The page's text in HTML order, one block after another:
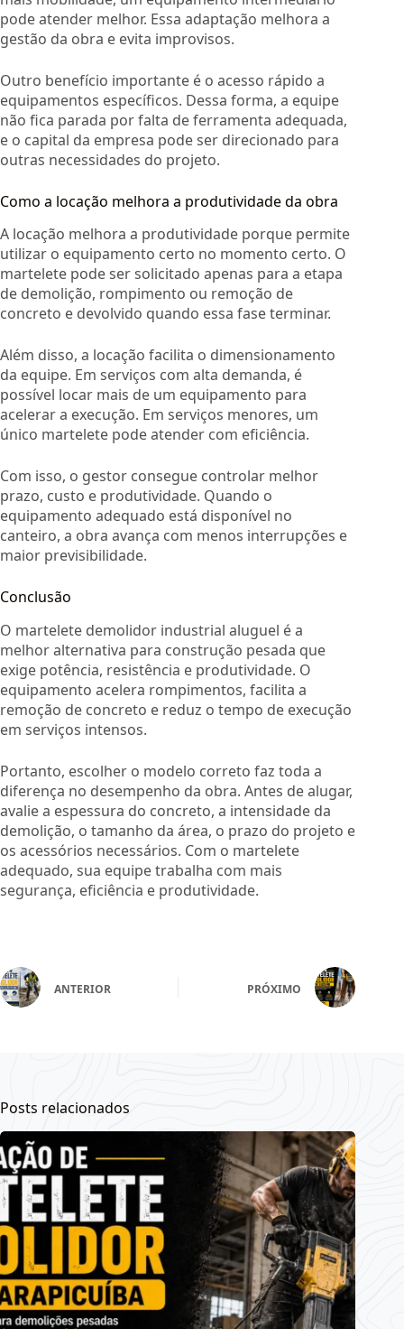
pode atender melhor. Essa adaptação melhora a
gestão da obra e evita improvisos.
Outro benefício importante é o acesso rápido a
equipamentos específicos. Dessa forma, a equipe
não fica parada por falta de ferramenta adequada,
e o capital da empresa pode ser direcionado para
outras necessidades do projeto.
Como a locação melhora a produtividade da obra
A locação melhora a produtividade porque permite
utilizar o equipamento certo no momento certo. O
martelete pode ser solicitado apenas para a etapa
de demolição, rompimento ou remoção de
concreto e devolvido quando essa fase terminar.
Além disso, a locação facilita o dimensionamento
da equipe. Em serviços com alta demanda, é
possível locar mais de um equipamento para
acelerar a execução. Em serviços menores, um
único martelete pode atender com eficiência.
Com isso, o gestor consegue controlar melhor
prazo, custo e produtividade. Quando o
equipamento adequado está disponível no
canteiro, a obra avança com menos interrupções e
maior previsibilidade.
Conclusão
O martelete demolidor industrial aluguel é a
melhor alternativa para construção pesada que
exige potência, resistência e produtividade. O
equipamento acelera rompimentos, facilita a
remoção de concreto e reduz o tempo de execução
em serviços intensos.
Portanto, escolher o modelo correto faz toda a
diferença no desempenho da obra. Antes de alugar,
avalie a espessura do concreto, a intensidade da
demolição, o tamanho da área, o prazo do projeto e
os acessórios necessários. Com o martelete
adequado, sua equipe trabalha com mais
segurança, eficiência e produtividade.
ANTERIOR PRÓXIMO
Posts relacionados